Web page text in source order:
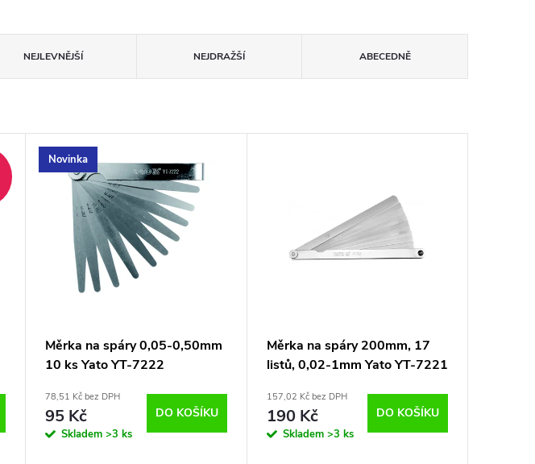
NEJLEVNĚJŠÍ NEJDRAŽŠÍ ABECEDNĚ
Novinka
Měrka na spáry 0,05-0,50mm
10 ks Yato YT-7222
78,51 Kč bez DPH
95 Kč
Skladem>3 ks
DO KOŠÍKU
Měrka na spáry 200mm, 17
listů, 0,02-1mm Yato YT-7221
157,02 Kč bez DPH
190 Kč
Skladem >3 ks
DO KOŠÍKU